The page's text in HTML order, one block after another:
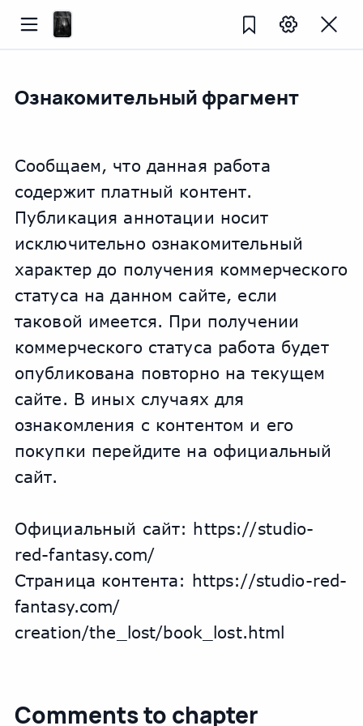
Ознакомительный фрагмент
Сообщаем, что данная работа
содержит платный контент.
Публикация аннотации носит
исключительно ознакомительный
характер до получения коммерческого
статуса на данном сайте, если
таковой имеется. При получении
коммерческого статуса работа будет
опубликована повторно на текущем
сайте. В иных случаях для
ознакомления с контентом и его
покупки перейдите на официальный
сайт.
Официальный сайт: https://studio-
red-fantasy.com/
Страница контента: https://studio-red-
fantasy.com/
сreation/the_lost/book_lost.html
Comments to chapter